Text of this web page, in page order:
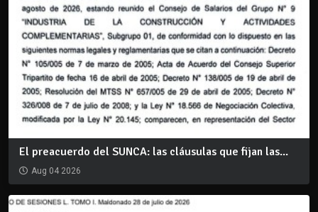
El preacuerdo del SUNCA: las cláusulas que fijan las...
Aug 04 2026